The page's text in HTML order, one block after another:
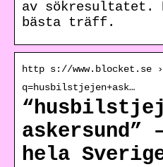
av sökresultatet.
bästa träff.
http s://www.blocket.se ›
q=husbilstjejen+ask…
hela